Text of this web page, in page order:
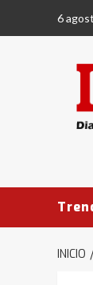
6
INICIO